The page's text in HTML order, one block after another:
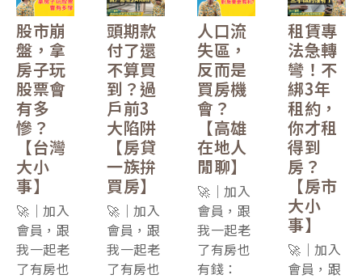
股市崩
盤，拿
房子玩
股票會
有多
慘？
【台灣
大小
事】
🚀｜加入
會員，跟
我一起老
了有房也
頭期款
付了還
不算買
到？過
戶前3
大陷阱
【房貸
一族拚
買房】
🚀｜加入
會員，跟
我一起老
了有房也
人口流
失區，
反而是
買房機
會？
【高雄
在地人
閒聊】
🚀｜加入
會員，跟
我一起老
了有房也
有錢：
租賃專
法急轉
彎！不
綁3年
租約，
你才租
得到
房？
【房市
大小
事】
🚀｜加入
會員，跟